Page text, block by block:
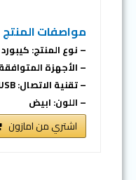
مواصفات المنتج
– نوع المنتج:
– الأجهزة
– تقنية الاتصال: USB
– اللون: ابيض
اشتري من امازون